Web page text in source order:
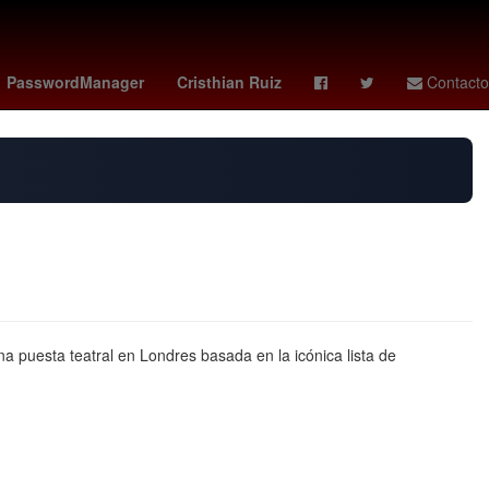
PasswordManager Cristhian Ruiz Contacto
estadio banorte Venezolanos
puesta teatral en Londres basada en la icónica lista de